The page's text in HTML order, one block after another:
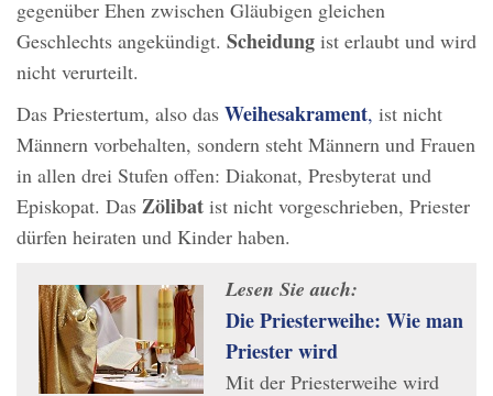
gegenüber Ehen zwischen Gläubigen gleichen
Geschlechts angekündigt. Scheidung ist erlaubt und wird
nicht verurteilt.
Das Priestertum, also das Weihesakrament, ist nicht
Männern vorbehalten, sondern steht Männern und Frauen
in allen drei Stufen offen: Diakonat, Presbyterat und
Episkopat. Das Zölibat ist nicht vorgeschrieben, Priester
dürfen heiraten und Kinder haben.
Lesen Sie auch:
Die Priesterweihe: Wie man
Priester wird
Mit der Priesterweihe wird